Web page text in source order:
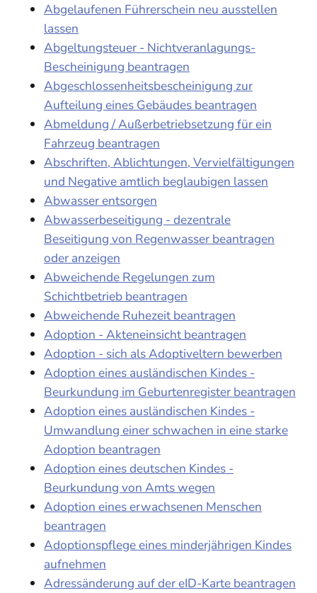
Abgelaufenen Führerschein neu ausstellen
lassen
Abgeltungsteuer - Nichtveranlagungs-
Bescheinigung beantragen
Abgeschlossenheitsbescheinigung zur
Aufteilung eines Gebäudes beantragen
Abmeldung / Außerbetriebsetzung für ein
Fahrzeug beantragen
Abschriften, Ablichtungen, Vervielfältigungen
und Negative amtlich beglaubigen lassen
Abwasser entsorgen
Abwasserbeseitigung - dezentrale
Beseitigung von Regenwasser beantragen
oder anzeigen
Abweichende Regelungen zum
Schichtbetrieb beantragen
Abweichende Ruhezeit beantragen
Adoption - Akteneinsicht beantragen
Adoption - sich als Adoptiveltern bewerben
Adoption eines ausländischen Kindes -
Beurkundung im Geburtenregister beantragen
Adoption eines ausländischen Kindes -
Umwandlung einer schwachen in eine starke
Adoption beantragen
Adoption eines deutschen Kindes -
Beurkundung von Amts wegen
Adoption eines erwachsenen Menschen
beantragen
Adoptionspflege eines minderjährigen Kindes
aufnehmen
Adressänderung auf der eID-Karte beantragen